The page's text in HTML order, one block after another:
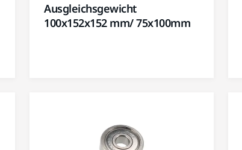
Ausgleichsgewicht
100x152x152 mm/ 75x100mm